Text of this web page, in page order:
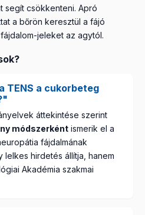
segít csökkenteni. Apró
a bőrön keresztül a fájó
jeleket az agytól.
TENS a cukorbeteg
áttekintése szerint
módszerként ismerik el a
fájdalmának
lelkes hirdetés állítja, hanem
Akadémia szakmai